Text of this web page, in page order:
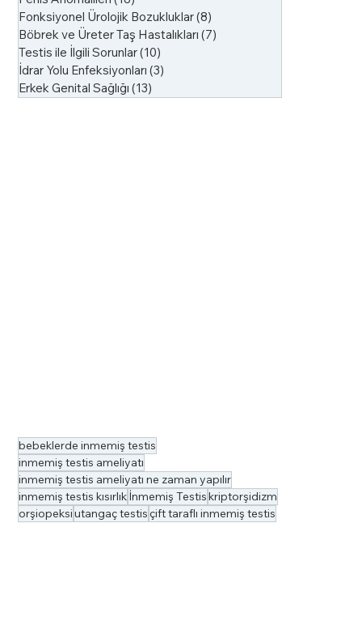
Fonksiyonel Ürolojik Bozukluklar(8)
Böbrek ve Üreter Taş Hastalıkları (7)
Testis ile İlgili Sorunlar(10)
İdrar Yolu Enfeksiyonları (3)
Erkek Genital Sağlığı (13)
bebeklerde inmemiş testis
inmemiş testis ameliyatı
inmemiş testis ameliyatı ne zaman yapılır
inmemiş testis kısırlıkİnmemiş Testiskriptorşidizm
orşiopeksiutangaç testisçift taraflı inmemiş testis